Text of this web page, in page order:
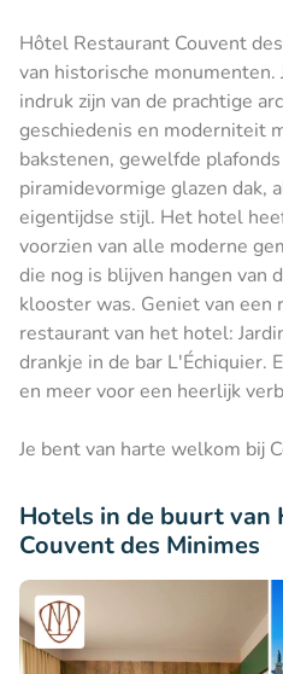
Hôtel Restaurant Couvent
van historische monumenten.
indruk zijn van de prachtige
geschiedenis en moderniteit
bakstenen, gewelfde
piramidevormige glazen dak,
eigentijdse stijl. Het hotel
voorzien van alle moderne
die nog is blijven hangen van
klooster was. Geniet van een
restaurant van het hotel:
drankje in de bar L'Échiquier.
en meer voor een heerlijk
Je bent van harte welkom bij
Hotels in de buurt van
Couvent des Minimes